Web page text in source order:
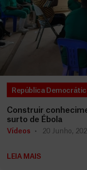
República
Construir
surto de Ébola
Vídeos 20 Junho,
LEIA MAIS